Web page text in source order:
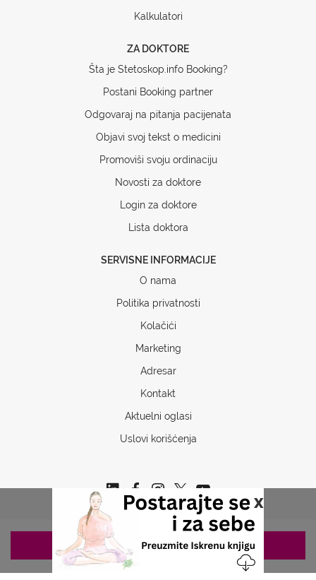
x
Kalkulatori
ZA DOKTORE
Šta je Stetoskop.info Booking?
Postani Booking partner
Odgovaraj na pitanja pacijenata
Objavi svoj tekst o medicini
Promoviši svoju ordinaciju
Novosti za doktore
Login za doktore
Lista doktora
SERVISNE INFORMACIJE
O nama
Politika privatnosti
Kolačići
Marketing
Adresar
Kontakt
Aktuelni oglasi
Uslovi korišćenja
Copyrights © 2026 Sva prava www.stetoskop.info
ZAKAZIVANJE 063/687-460